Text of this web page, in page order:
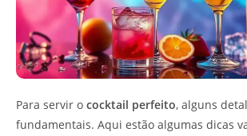
Para servir o cocktail perfeito, alguns
fundamentais. Aqui estão algumas dicas